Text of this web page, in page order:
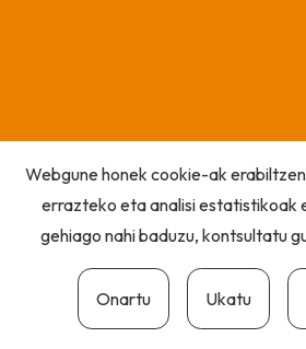
Webgune honek cookie-ak
errazteko eta analisi estatistikoak
gehiago nahi baduzu, kontsultatu
Onartu Ukatu